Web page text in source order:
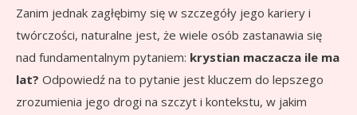
Zanim jednak zagłębimy się w szczegóły jego kariery i
twórczości, naturalne jest, że wiele osób zastanawia się
nad fundamentalnym pytaniem: krystian maczacza ile ma
lat? Odpowiedź na to pytanie jest kluczem do lepszego
zrozumienia jego drogi na szczyt i kontekstu, w jakim